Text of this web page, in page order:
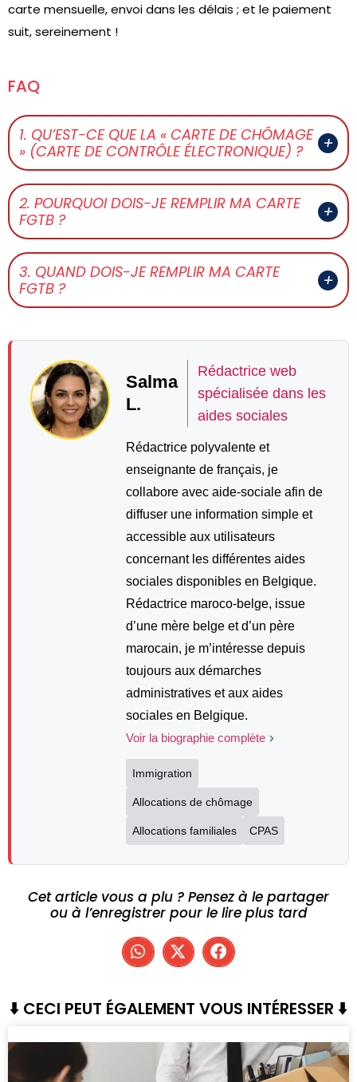
carte mensuelle, envoi dans les délais ; et le paiement
suit, sereinement !
FAQ
1. QU’EST-CE QUE LA « CARTE DE CHÔMAGE
» (CARTE DE CONTRÔLE ÉLECTRONIQUE) ?
2. POURQUOI DOIS-JE REMPLIR MA CARTE
FGTB ?
3. QUAND DOIS-JE REMPLIR MA CARTE
FGTB ?
Salma
L.
Rédactrice web
spécialisée dans les
aides sociales
Rédactrice polyvalente et
enseignante de français, je
collabore avec aide-sociale afin de
diffuser une information simple et
accessible aux utilisateurs
concernant les différentes aides
sociales disponibles en Belgique.
Rédactrice maroco-belge, issue
d’une mère belge et d’un père
marocain, je m’intéresse depuis
toujours aux démarches
administratives et aux aides
sociales en Belgique.
Voir la biographie complète
Immigration
Allocations de chômage
Allocations familiales CPAS
Cet article vous a plu ? Pensez à le partager
ou à l’enregistrer pour le lire plus tard
⬇️ CECI PEUT ÉGALEMENT VOUS INTÉRESSER ⬇️